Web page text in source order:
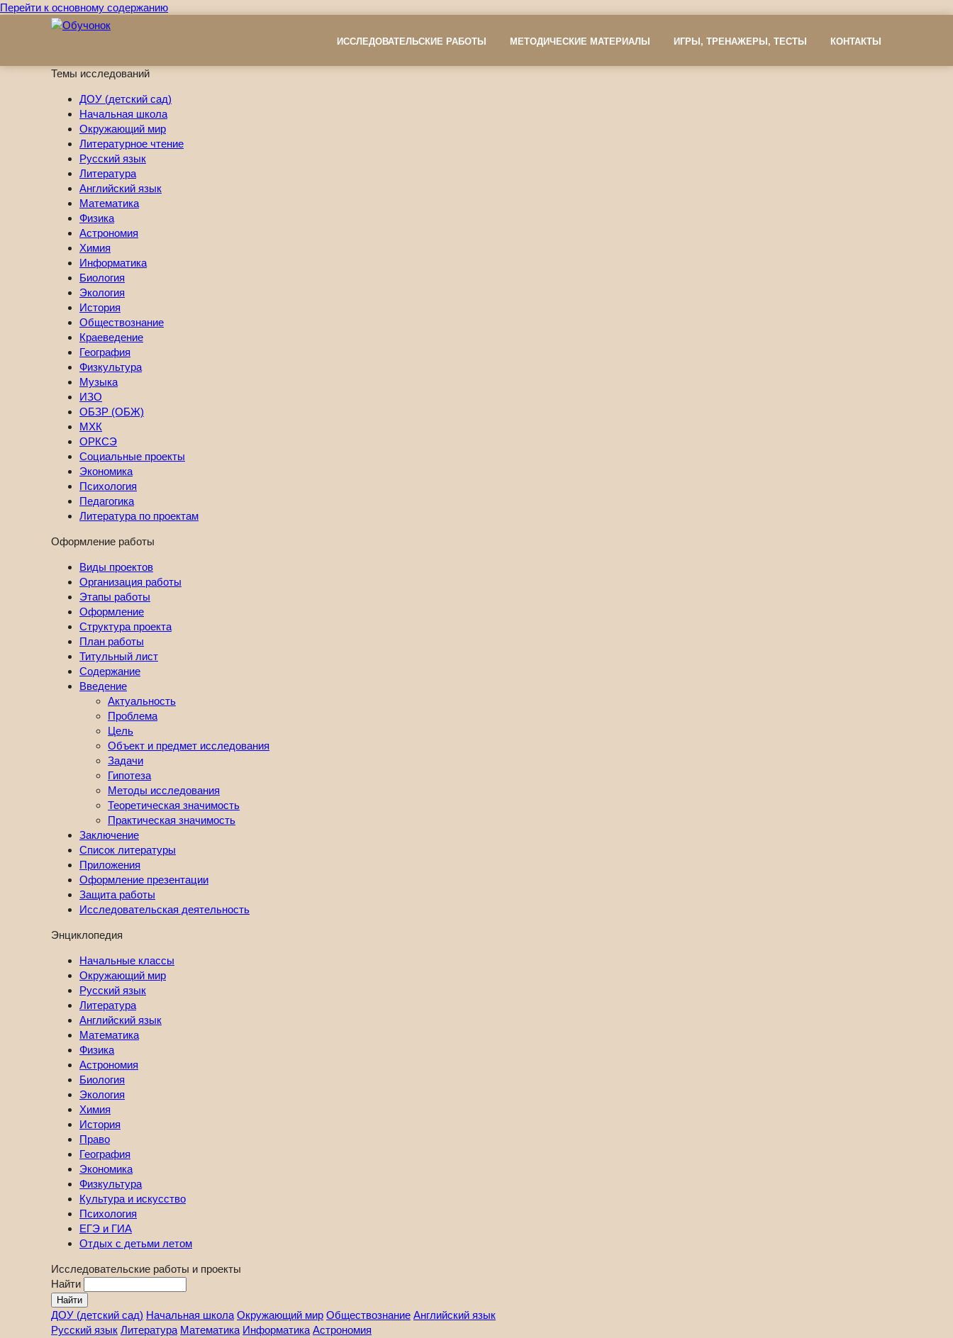
Перейти к основному содержанию
ИССЛЕДОВАТЕЛЬСКИЕ РАБОТЫ МЕТОДИЧЕСКИЕ МАТЕРИАЛЫ ИГРЫ, ТРЕНАЖЕРЫ, ТЕСТЫ КОНТАКТЫ
Темы исследований
ДОУ (детский сад)
Начальная школа
Окружающий мир
Литературное чтение
Русский язык
Литература
Английский язык
Математика
Физика
Астрономия
Химия
Информатика
Биология
Экология
История
Обществознание
Краеведение
География
Физкультура
Музыка
ИЗО
ОБЗР (ОБЖ)
МХК
ОРКСЭ
Социальные проекты
Экономика
Психология
Педагогика
Литература по проектам
Оформление работы
Виды проектов
Организация работы
Этапы работы
Оформление
Структура проекта
План работы
Титульный лист
Содержание
Введение
Актуальность
Проблема
Цель
Объект и предмет исследования
Задачи
Гипотеза
Методы исследования
Теоретическая значимость
Практическая значимость
Заключение
Список литературы
Приложения
Оформление презентации
Защита работы
Исследовательская деятельность
Энциклопедия
Начальные классы
Окружающий мир
Русский язык
Литература
Английский язык
Математика
Физика
Астрономия
Биология
Экология
Химия
История
Право
География
Экономика
Физкультура
Культура и искусство
Психология
ЕГЭ и ГИА
Отдых с детьми летом
Исследовательские работы и проекты
Найти
ДОУ (детский сад) Начальная школа Окружающий мир Обществознание Английский язык
Русский язык Литература Математика Информатика Астрономия